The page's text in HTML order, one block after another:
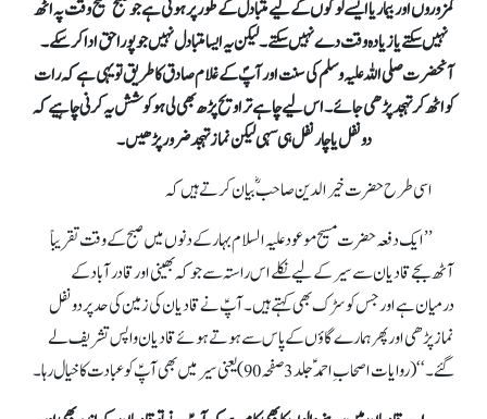
کمزوروں اور بیمار یا ایسے لوگوں کے لیےمتبادل کے طور پر ہوتی ہے جو صبح صحیح وقت پہ اٹھ
نہیں سکتے یا زیادہ وقت دے نہیں سکتے۔ لیکن یہ ایسا متبادل نہیں جو پورا حق ادا کر سکے۔
آنحضرت صلی اللہ علیہ وسلم کی سنت اور آپؐ کے غلام صادق کا طریق تویہی ہے کہ رات
کو اٹھ کر تہجد پڑھی جائے۔اس لیے چاہے تراویح پڑھ بھی لی ہو کوشش یہ کرنی چاہیے کہ
دو نفل یا چار نفل ہی سہی لیکن نماز تہجد ضرور پڑھیں۔
اسی طرح حضرت خیر الدین صاحبؓ بیان کرتے ہیں کہ
’’ایک دفعہ حضرت مسیح موعو د علیہ السلام بہار کے دنوں میں صبح کے وقت تقریباً
آٹھ بجے قادیان سے سیر کے لیے نکلے اس راستہ سے جو کہ بھینی اور قادر آباد کے
درمیان ہے اور جس کو سڑک بھی کہتے ہیں۔ آپؑ نے قادیان کی زمین کی حد پر دو نفل
نماز پڑھی اور پھر ہمارے گاؤں کے پاس سے ہوتے ہوئے قادیان واپس تشریف لے
گئے۔ ‘‘ (روایات اصحاب ِاحمدؑ جلد 3 صفحہ 90) یعنی سیر میں بھی آپؑ کو عبادت کا خیال رہا۔